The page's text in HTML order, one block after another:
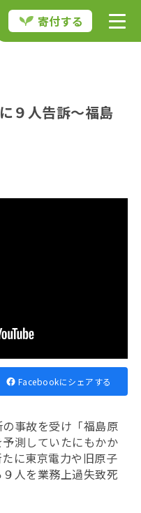
寄付する
９人告訴～福島
Facebookにシェアする
事故を受け「福島原
測していたにもかか
に東京電力や旧原子
人を業務上過失致死